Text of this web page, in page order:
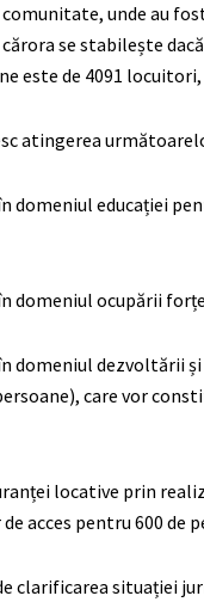
unde au
se stabilește
este de 4091
atingerea
domeniul educației
ocupării
domeniul dezvoltării
care vor
locative prin
acces pentru 600 de
clarificarea situației